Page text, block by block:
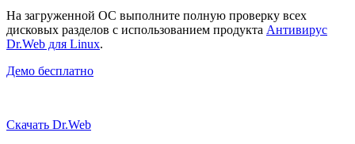
На загруженной ОС выполните полную проверку всех
дисковых разделов с использованием продукта Антивирус
Dr.Web для Linux.
Демо бесплатно
Скачать Dr.Web